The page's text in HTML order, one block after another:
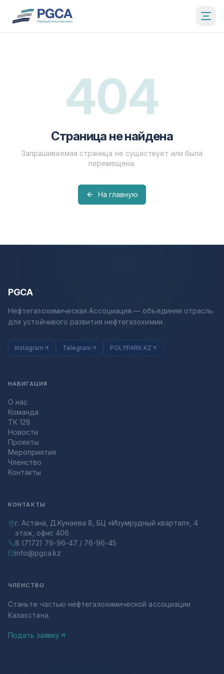
404
Страница не найдена
Запрашиваемая страница не существует или была
перемещена.
На главную
PGCA
Нефтегазохимическая Ассоциация — объединяя отрасль
для устойчивого развития нефтегазохимии.
Instagram Telegram POLYPARK.KZ
НАВИГАЦИЯ
О нас
Команда
ТК 128
Новости
Проекты
Мероприятия
Членство
Контакты
КОНТАКТЫ
г. Астана, Д.Кунаева 8, БЦ «Изумрудный квартал», 4
этаж, офис 406
8 (7172) 76-96-47 / 76-96-45
info@pgca.kz
ЧЛЕНСТВО
Станьте частью нефтегазохимической ассоциации
Казахстана.
Подать заявку